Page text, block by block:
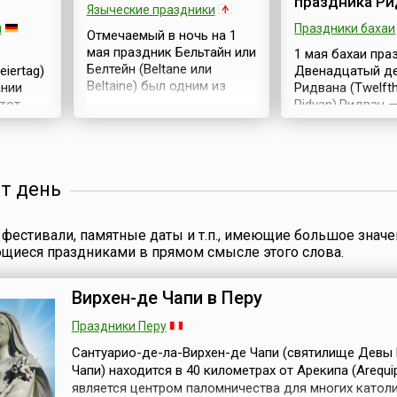
Языческие праздники
Отмечаемый в ночь на 1
мая праздник Бельтайн или
Белтейн (Beltane или
Beltaine) был одним из
праздников кельтского
открывавшихся большими
Бельтайном (Бельтэйн) — 1
мая. Эти даты были
вехами скотоводческого
календаря — выгоном
скота на летние пастбища
в первые...
Праздники бахаи
1 мая бахаи
Двенадцатый
Ридвана
Ridvan).Ридван —
девятый и
— объявил о
миссии.
называет
и самым з...
день
памятные даты и т.п., имеющие большое
праздниками в прямом смысле этого слова.
Вирхен-де Чапи в Перу
Праздники Перу
Сантуарио-де-ла-Вирхен-де Чапи (святилище Девы
Чапи) находится в 40 километрах от Арекипа
является центром паломничества для многих